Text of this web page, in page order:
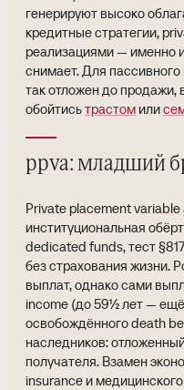
генерируют высоко
кредитные стратегии,
реализациями — именно
снимает. Для
так отложен до
обойтисьтрастом или
ppva: младший
Private placement
институциональная
dedicated funds, тест
без страхования жизни.
выплат, однако сами
income (до 59½ лет —
освобождённого death
наследников:
получателя. Взамен
insurance и